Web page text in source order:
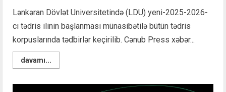
Lənkəran Dövlət Universitetində (LDU) yeni-2025-2026-
cı tədris ilinin başlanması münasibətilə bütün tədris
korpuslarında tədbirlər keçirilib. Cənub Press xəbər...
davamı...
more